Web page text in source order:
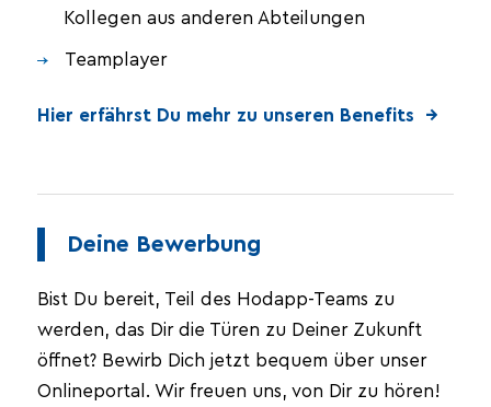
Kollegen aus anderen Abteilungen
Teamplayer
Hier erfährst Du mehr zu unseren Benefits →
Deine Bewerbung
Bist Du bereit, Teil des Hodapp-Teams zu
werden, das Dir die Türen zu Deiner Zukunft
öffnet? Bewirb Dich jetzt bequem über unser
Onlineportal. Wir freuen uns, von Dir zu hören!